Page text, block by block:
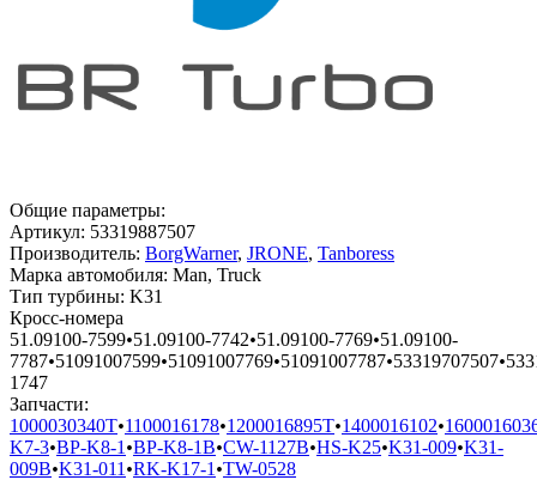
Общие параметры:
Артикул: 53319887507
Производитель: BorgWarner, JRONE, Tanboress
Марка автомобиля: Man, Truck
Тип турбины: K31
Кросс-номера
51.09100-7599•51.09100-7742•51.09100-7769•51.09100-
7787•51091007599•51091007769•51091007787•53319707507•
1747
Запчасти:
1000030340T•1100016178•1200016895T•1400016102•
K7-3•BP-K8-1 •BP-K8-1B•CW-1127B•HS-K25•K31-009•K31-
009B•K31-011 •RK-K17-1 •TW-0528